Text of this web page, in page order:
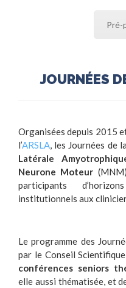
Pré-
JOURNÉES
Organisées depuis 2015
l’ARSLA, les Journées de
Latérale
Neurone Moteur
participants
institutionnels aux
Le programme des
par le Conseil
conférences seniors
elle aussi thématisée, et